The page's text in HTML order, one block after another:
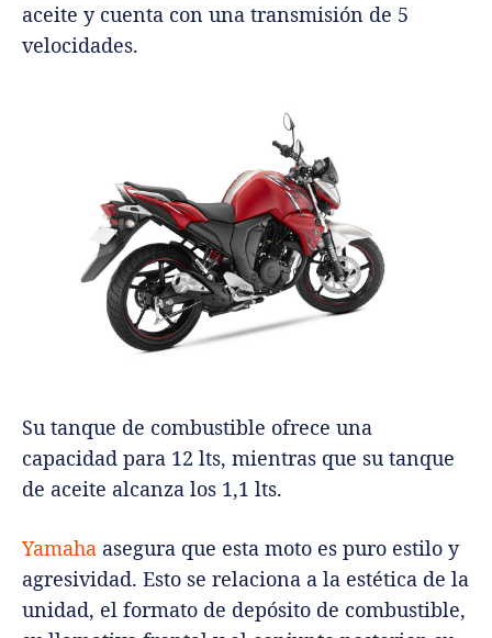
aceite y cuenta con una transmisión de 5
velocidades.
Su tanque de combustible ofrece una
capacidad para 12 lts, mientras que su tanque
de aceite alcanza los 1,1 lts.
Yamaha asegura que esta moto es puro estilo y
agresividad. Esto se relaciona a la estética de la
unidad, el formato de depósito de combustible,